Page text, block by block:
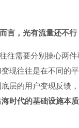
言，光有流量还不
往需要分别操心两
现往往是在不同的
层的用户变现反馈
时代的基础设施本